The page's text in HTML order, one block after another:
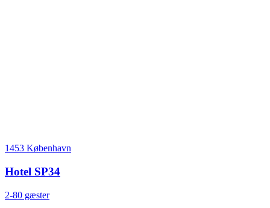
1453 København
Hotel SP34
2-80 gæster